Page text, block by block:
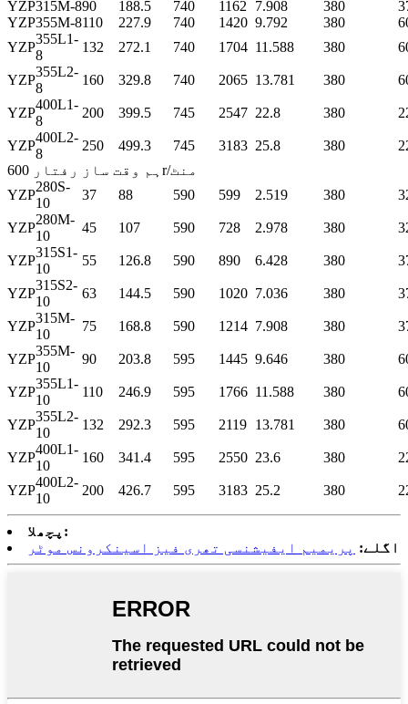
YZP315M-890 188.5 740 1162 7.908 380
YZP355M-8110 227.9 740 1420 9.792 380
YZP
355L1-
8
132 272.1 740 1704 11.588 380
YZP
355L2-
8
160 329.8 740 2065 13.781 380
YZP
400L1-
8
200 399.5 745 2547 22.8 380
YZP
400L2-
8
250 499.3 745 3183 25.8 380
ہم وقت ساز رفتار 600r/منٹ
YZP
280S-
10
37 88 590 599 2.519 380
YZP
280M-
10
45 107 590 728 2.978 380
YZP
315S1-
10
55 126.8 590 890 6.428 380
YZP
315S2-
10
63 144.5 590 1020 7.036 380
YZP
315M-
10
75 168.8 590 1214 7.908 380
YZP
355M-
10
90 203.8 595 1445 9.646 380
YZP
355L1-
10
110 246.9 595 1766 11.588 380
YZP
355L2-
10
132 292.3 595 2119 13.781 380
YZP
400L1-
10
160 341.4 595 2550 23.6 380
YZP
400L2-
10
200 426.7 595 3183 25.2 380
پچھلا:
اگلے: پریمیم ایفیشنسی تھری فیز اسینکرونس موٹر